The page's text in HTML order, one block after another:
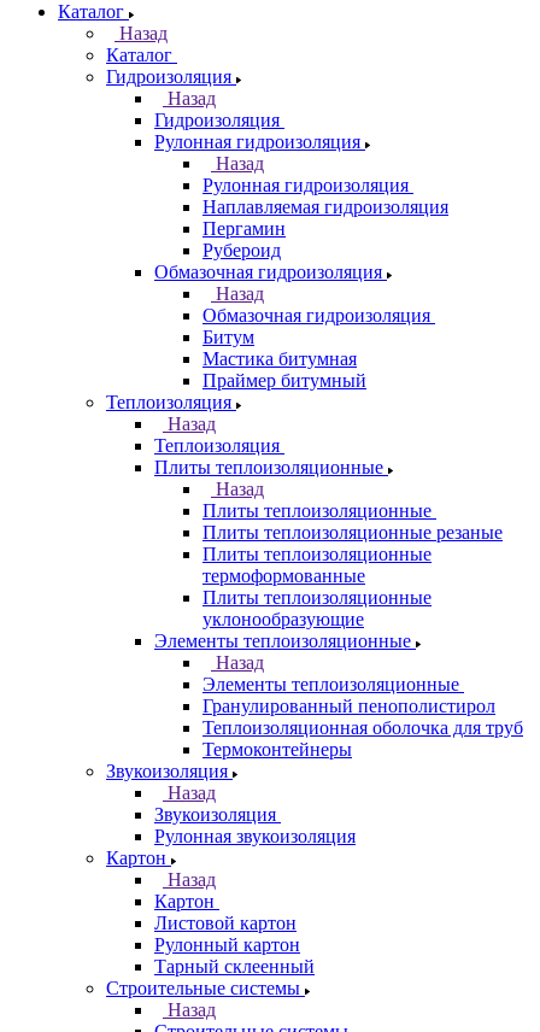
Каталог
Назад
Каталог
Гидроизоляция
Назад
Гидроизоляция
Рулонная гидроизоляция
Назад
Рулонная гидроизоляция
Наплавляемая гидроизоляция
Пергамин
Рубероид
Обмазочная гидроизоляция
Назад
Обмазочная гидроизоляция
Битум
Мастика битумная
Праймер битумный
Теплоизоляция
Назад
Теплоизоляция
Плиты теплоизоляционные
Назад
Плиты теплоизоляционные
Плиты теплоизоляционные резаные
Плиты теплоизоляционные
термоформованные
Плиты теплоизоляционные
уклонообразующие
Элементы теплоизоляционные
Назад
Элементы теплоизоляционные
Гранулированный пенополистирол
Теплоизоляционная оболочка для труб
Термоконтейнеры
Звукоизоляция
Назад
Звукоизоляция
Рулонная звукоизоляция
Картон
Назад
Картон
Листовой картон
Рулонный картон
Тарный склеенный
Строительные системы
Назад